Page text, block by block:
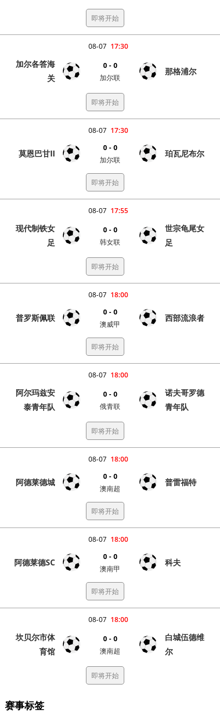
即将开始
17:30
08-07
加尔各答海
关
0 - 0
加尔联
那格浦尔
即将开始
17:30
08-07
莫恩巴甘II
0 - 0
加尔联
珀瓦尼布尔
即将开始
17:55
08-07
现代制铁女
足
0 - 0
韩女联
世宗龟尾女
足
即将开始
18:00
08-07
普罗斯佩联
0 - 0
澳威甲
西部流浪者
即将开始
18:00
08-07
阿尔玛兹安
泰青年队
0 - 0
俄青联
诺夫哥罗德
青年队
即将开始
18:00
08-07
阿德莱德城
0 - 0
澳南超
普雷福特
即将开始
18:00
08-07
阿德莱德SC
0 - 0
澳南甲
科夫
即将开始
18:00
08-07
坎贝尔市体
育馆
0 - 0
澳南超
白城伍德维
尔
即将开始
赛事标签